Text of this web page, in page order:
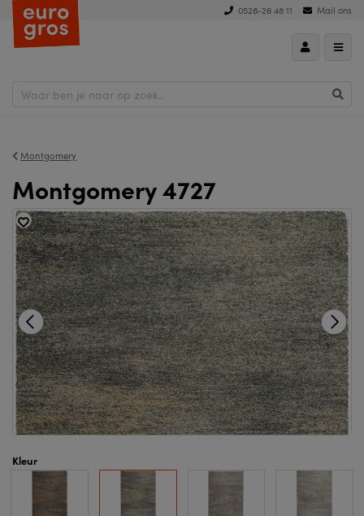
0528-26 48 11 Mail ons
Montgomery
Montgomery 4727
Kleur